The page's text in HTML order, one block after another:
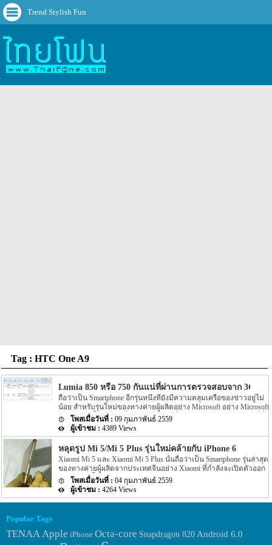
Trend Stylish Fun
Tag : HTC One A9
Lumia 850 หรือ 750 กันแน่ที่ผ่านการตรวจสอบจาก 3C ที่ป
ถือว่าเป็น Smartphone อีกรุ่นหนึ่งที่ยังมีความคลุมเครือของข่าวอยู่ไม่
น้อย สำหรับรุ่นใหม่ของทางค่ายผู้ผลิตอย่าง Microsoft อย่าง Microsoft
Lumia 850 นี้เอง จากเมื่อปลายปี 2015 ที่ผ่านมาทาง Microsoft เองก็พึ่ง
ได้เปิดตัว Smartphone ระดับกลางอย่าง Microsoft Lumia 950 และ
Microsoft Lumia 950 XL ออกมาแล้ว จากนั้นทาง Microsoft เองก็
เตรียมพร้อมที่จะเปิดตัว Smartphone ระดับล่างอย่าง Microsoft Lumia
850 หรือ 750 ออกมาอีกรุ่นหนึ่งนั้นเอง แต่ล่าสุดนั้นการตรวจสอบ
สัญญาณและตัวเครื่องของประเทศจีนอย่าง 3C นั้นได้ระบุออกมาว่ามี
Samrtphone รุ่นหนึ่งของทาง Microsoft นั้นได้ผ่านการตรวจสอบดัง
กล่าวแล้ว แต่รายละเอียดดังกล่าวนี้นั้นไม่ได้ระบุรายละเอียดอย่าง
แน่ชัดว่าเป็นรุ่นใดระหว่าง Microsoft Lumia 850 หรือ Lumia 750 นั้น
เอง อย่างไรก็ตามรายละเอียดของข่าวดังกล่าวยังได้ระบุรายละเอียด
09 กุมภาพันธ์ 2559
4389 Views
หลุดรูป Mi 5/Mi 5 Plus รุ่นใหม่คล้ายกับ iPhone 6
Xiaomi Mi 5 และ Xiaomi Mi 5 Plus นั้นถือว่าเป็น Smartphone รุ่นล่าสุด
ของทางค่ายผู้ผลิตจากประเทศจีนอย่าง Xiaomi ที่กำลังจะเปิดตัวออก
มาไม่นานนี้เอง โดยกำหนดเปิดตัว 2 รุ่นใหม่ของทาง Xiaomi อย่าง
Xiaomi Mi 5 และ Xiaomi Mi 5 Plus นี้นั้นจะมีขึ้นภายในต้นเดือน
กุมภาพันธ์ 2016 นี้ หรือประมาณช่วงปีใหม่จีนนั้นเอง แต่ล่าสุดนั้นกลับ
มีรูปตัวเครื่อง Xiaomi Mi 5 และ Xiaomi Mi 5 Plus หลุดออกมาให้เรา
เครื่องจะมีการออกแบบ metal โดยลักษณะของตัวเครื่องจะมีความ
คล้ายกับ HTC […]
04 กุมภาพันธ์ 2559
4264 Views
Popular Tags
TENAAApple iPhone Octa-core Snapdragon 820 Android 6.0